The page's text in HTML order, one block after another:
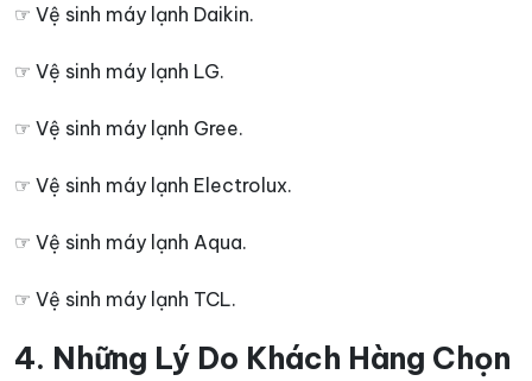
☞ Vệ sinh máy lạnh Daikin.
☞ Vệ sinh máy lạnh LG.
☞ Vệ sinh máy lạnh Gree.
☞ Vệ sinh máy lạnh Electrolux.
☞ Vệ sinh máy lạnh Aqua.
☞ Vệ sinh máy lạnh TCL.
4. Những Lý Do Khách Hàng Chọn